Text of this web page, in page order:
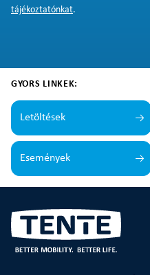
tájékoztatónkat.
GYORS LINKEK:
Letöltések
Események